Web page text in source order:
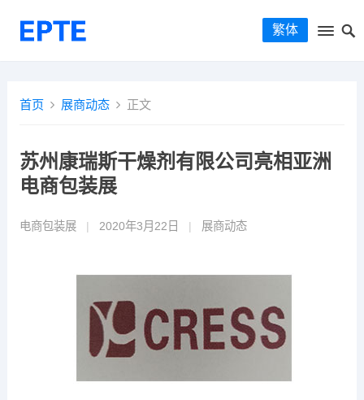
繁体
首页 展商动态 正文
苏州康瑞斯干燥剂有限公司亮相亚洲
电商包装展
电商包装展 | 2020年3月22日 | 展商动态